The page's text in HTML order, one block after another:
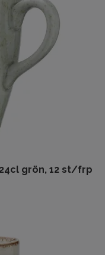
grön, 12 st/frp